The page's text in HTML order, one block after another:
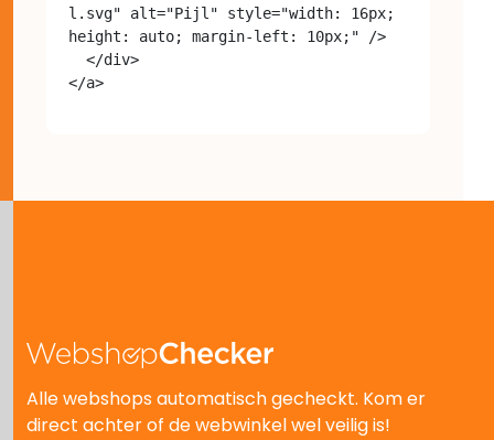
l.svg" alt="Pijl" style="width: 16px;
height: auto; margin-left: 10px;" />
Alle webshops automatisch gecheckt. Kom er
direct achter of de webwinkel wel veilig is!